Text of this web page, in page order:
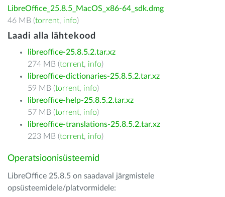
LibreOffice_25.8.5_MacOS_x86-64_sdk.dmg
46 MB (torrent, info)
Laadi alla lähtekood
libreoffice-25.8.5.2.tar.xz
274 MB (torrent, info)
libreoffice-dictionaries-25.8.5.2.tar.xz
59 MB (torrent, info)
libreoffice-help-25.8.5.2.tar.xz
57 MB (torrent, info)
libreoffice-translations-25.8.5.2.tar.xz
223 MB (torrent, info)
Operatsioonisüsteemid
LibreOffice 25.8.5 on saadaval järgmistele
opsüsteemidele/platvormidele: